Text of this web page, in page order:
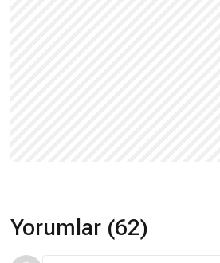
Yorumlar (62)